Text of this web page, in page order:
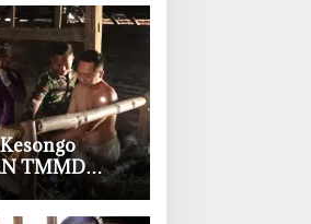
TMMD
278 Ternak